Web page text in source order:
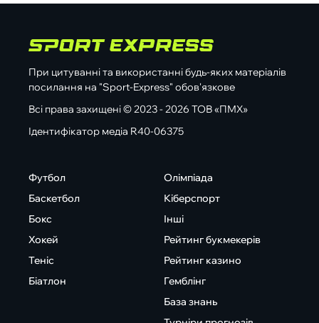
При цитуванні та використанні будь-яких матеріалів
посилання на "Sport-Express" обов'язкове
Всі права захищені © 2023 - 2026 ТОВ «ПМХ»
Ідентифікатор медіа R40-06375
Футбол
Баскетбол
Бокс
Хокей
Теніс
Біатлон
Олімпіада
Кіберспорт
Інші
Рейтинг букмекерів
Рейтинг казино
Гемблінг
База знань